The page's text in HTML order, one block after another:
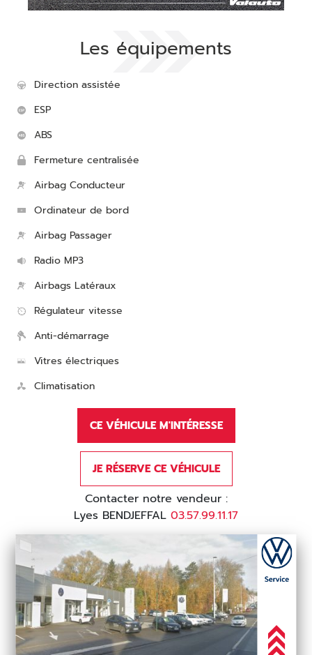
Les équipements
Direction assistée
ESP
ABS
Fermeture centralisée
Airbag Conducteur
Ordinateur de bord
Airbag Passager
Radio MP3
Airbags Latéraux
Régulateur vitesse
Anti-démarrage
Vitres électriques
Climatisation
CE VÉHICULE M'INTÉRESSE
JE RÉSERVE CE VÉHICULE
Contacter notre vendeur :
Lyes BENDJEFFAL 03.57.99.11.17